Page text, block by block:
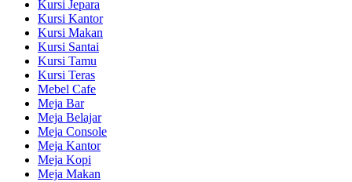
Kursi Jepara
Kursi Kantor
Kursi Makan
Kursi Santai
Kursi Tamu
Kursi Teras
Mebel Cafe
Meja Bar
Meja Belajar
Meja Console
Meja Kantor
Meja Kopi
Meja Makan